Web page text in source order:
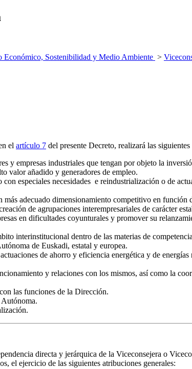
Económico, Sostenibilidad y Medio Ambiente >
el artículo 7 del presente Decreto, realizará las
y empresas industriales que tengan por objeto la
valor añadido y generadores de empleo.
especiales necesidades e reindustrialización o de
adecuado dimensionamiento competitivo en
de agrupaciones interempresariales de carácter
en dificultades coyunturales y promover su
interinstitucional dentro de las materias de
de Euskadi, estatal y europea.
de ahorro y eficiencia energética y de energías
y relaciones con los mismos, así como la
las funciones de la Dirección.
directa y jerárquica de la Viceconsejera o
el ejercicio de las siguientes atribuciones generales: